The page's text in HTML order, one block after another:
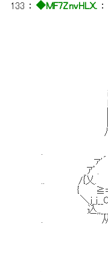
133 ：◆MF7ZnvHLX.
斗-
ｧ'´r--
{´...l｣.
乂x‐ミァ
ｱ´
/ |
′ |
|＿
i{ ´｢＼
l{.{. { |
|{ ',. 乂|.
|{ ∧. 个
八 乂
｀.ｰ-ミ､
. __＿
ァ'´ ￣ ｀
_ｱ゜. }Y
.. /{乂.
{ ≧==ｧ
＼
込,,__＿ /
. 从 {,斗-
',込 i
∧介s｡
＼
_丈